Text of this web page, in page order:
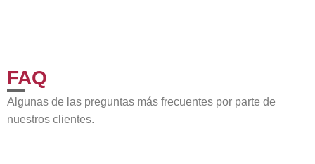
FAQ
Algunas de las preguntas más frecuentes por parte de
nuestros clientes.